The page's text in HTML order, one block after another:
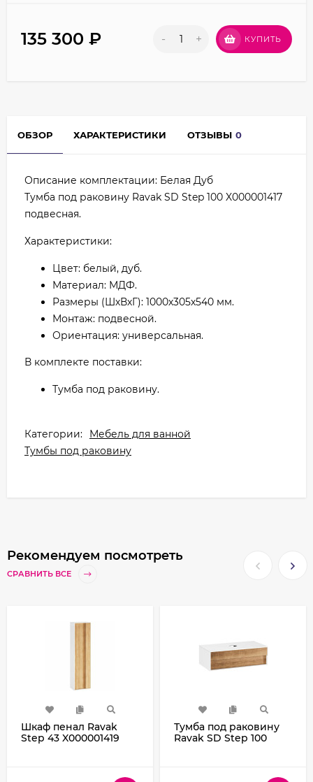
135 300 ₽ - + КУПИТЬ
ОБЗОР ХАРАКТЕРИСТИКИ ОТЗЫВЫ 0
Описание комплектации: Белая Дуб
Тумба под раковину Ravak SD Step 100 X000001417
подвесная.
Характеристики:
Цвет: белый, дуб.
Материал: МДФ.
Размеры (ШхВхГ): 1000х305х540 мм.
Монтаж: подвесной.
Ориентация: универсальная.
В комплекте поставки:
Тумба под раковину.
Категории:
Мебель для ванной
Тумбы под раковину
Рекомендуем посмотреть
СРАВНИТЬ ВСЕ
Шкаф пенал Ravak
Step 43 X000001419
Тумба под раковину
Ravak SD Step 100